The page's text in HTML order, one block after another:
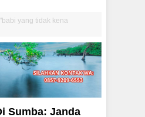
yang tidak kena
Sumba: Janda